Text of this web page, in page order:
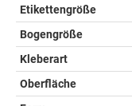
Etikettengröße
Bogengröße
Kleberart
Oberfläche